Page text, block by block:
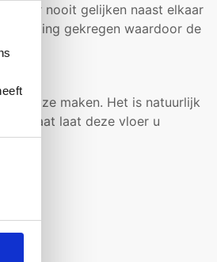
er nooit gelijken naast elkaar
coating gekregen waardoor de
keuze maken. Het is natuurlijk
laat deze vloer u